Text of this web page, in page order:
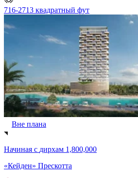
716-2713 квадратный фут
Вне плана
Начиная с дирхам 1,800,000
«Кейден» Прескотта